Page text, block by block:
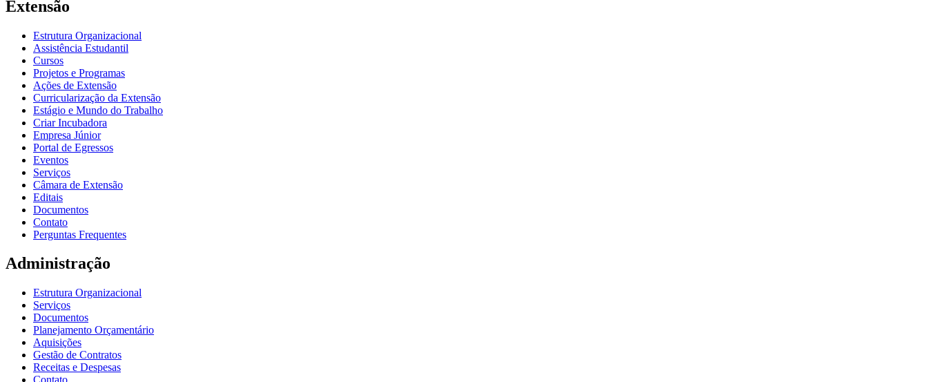
Extensão
Estrutura Organizacional
Assistência Estudantil
Cursos
Projetos e Programas
Ações de Extensão
Curricularização da Extensão
Estágio e Mundo do Trabalho
Criar Incubadora
Empresa Júnior
Portal de Egressos
Eventos
Serviços
Câmara de Extensão
Editais
Documentos
Contato
Perguntas Frequentes
Administração
Estrutura Organizacional
Serviços
Documentos
Planejamento Orçamentário
Aquisições
Gestão de Contratos
Receitas e Despesas